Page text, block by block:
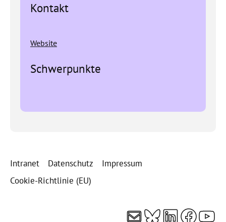
Kontakt
Website
Schwerpunkte
Intranet Datenschutz
Impressum
Cookie-Richtlinie (EU)
E-MailBluesky